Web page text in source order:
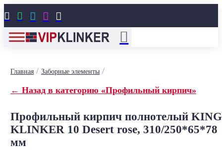
    
Главная/ Заборные элементы/
← Назад в категорию «Профильный кирпич»
Профильный кирпич полнотелый KING
KLINKER 10 Desert rose, 310/250*65*78
мм